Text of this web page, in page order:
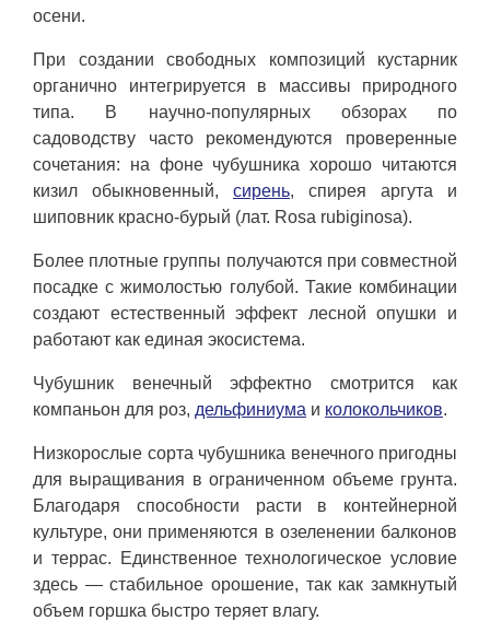
осени.
При создании свободных композиций кустарник
органично интегрируется в массивы природного
типа. В научно-популярных обзорах по
садоводству часто рекомендуются проверенные
сочетания: на фоне чубушника хорошо читаются
кизил обыкновенный, сирень, спирея аргута и
шиповник красно-бурый (лат. Rosa rubiginosa).
Более плотные группы получаются при совместной
посадке с жимолостью голубой. Такие комбинации
создают естественный эффект лесной опушки и
работают как единая экосистема.
Чубушник венечный эффектно смотрится как
компаньон для роз, дельфиниума и колокольчиков.
Низкорослые сорта чубушника венечного пригодны
для выращивания в ограниченном объеме грунта.
Благодаря способности расти в контейнерной
культуре, они применяются в озеленении балконов
и террас. Единственное технологическое условие
здесь — стабильное орошение, так как замкнутый
объем горшка быстро теряет влагу.